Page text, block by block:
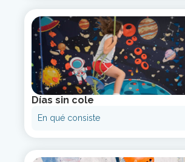
Días sin cole
En qué consiste